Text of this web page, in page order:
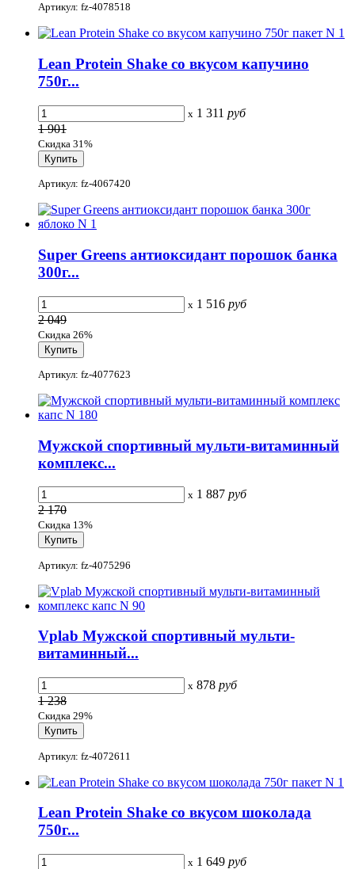
Артикул: fz-4078518
Lean Protein Shake со вкусом капучино
750г...
x 1 311 руб
1 901
Скидка 31%
Артикул: fz-4067420
Super Greens антиоксидант порошок банка
300г...
x 1 516 руб
2 049
Скидка 26%
Артикул: fz-4077623
Мужской спортивный мульти-витаминный
комплекс...
x 1 887 руб
2 170
Скидка 13%
Артикул: fz-4075296
Vplab Мужской спортивный мульти-
витаминный...
x 878 руб
1 238
Скидка 29%
Артикул: fz-4072611
Lean Protein Shake со вкусом шоколада
750г...
x 1 649 руб